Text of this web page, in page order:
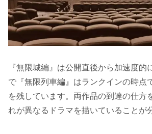
『無限城編』は公開直後から加速度的
で『無限列車編』はランクインの時点
を残しています。両作品の到達の仕方
れが異なるドラマを描いていることが